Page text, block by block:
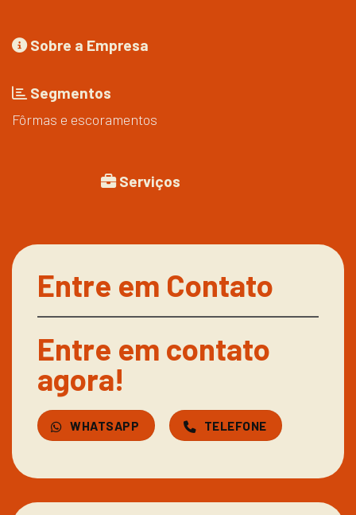
Sobre a Empresa
Segmentos
Fôrmas e escoramentos
Serviços
Entre em Contato
Entre em contato
agora!
WHATSAPP TELEFONE